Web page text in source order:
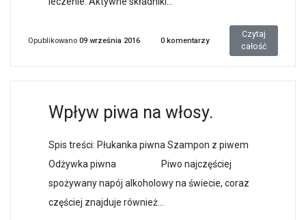
Opublikowano 09 września 2016 0 komentarzy
Czytaj
całość
Wpływ piwa na włosy.
Spis treści: Płukanka piwna Szampon z piwem
Odżywka piwna Piwo najczęściej
spożywany napój alkoholowy na świecie, coraz
częściej znajduje również...